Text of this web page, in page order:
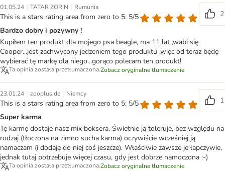
01.05.24 | TATAR ZORIN | Rumunia
This is a stars rating area from zero to 5: 5/5
2
Bardzo dobry i pożywny !
Kupiłem ten produkt dla mojego psa beagle, ma 11 lat ,wabi się
Cooper...jest zachwycony jedzeniem tego produktu ,więc od teraz będę
wybierać tę markę dla niego...gorąco polecam ten produkt!
Ta opinia została przetłumaczona.Zobacz oryginalne tłumaczenie
23.01.24 | zooplus.de | Niemcy
This is a stars rating area from zero to 5: 5/5
1
Super karma
Tę karmę dostaje nasz mix boksera. Świetnie ją toleruje, bez względu na
rodzaj (tłoczona na zimno sucha karma) oczywiście wcześniej ją
namaczam (i dodaję do niej coś jeszcze). Właściwie zawsze je łapczywie,
jednak tutaj potrzebuje więcej czasu, gdy jest dobrze namoczona :-)
Ta opinia została przetłumaczona.Zobacz oryginalne tłumaczenie